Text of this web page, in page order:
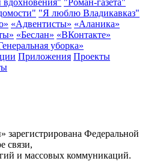
"Я люблю Владикавказ"
«Адвентисты» «Аланика»
«Беслан» «ВКонтакте»
уборка»
Приложения Проекты
зарегистрирована Федеральной
связи,
и массовых коммуникаций.